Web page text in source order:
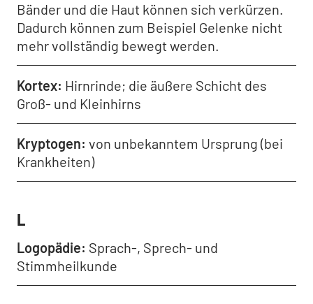
Bänder und die Haut können sich verkürzen.
Dadurch können zum Beispiel Gelenke nicht
mehr vollständig bewegt werden.
Kortex Hirnrinde; die äußere Schicht des
Groß- und Kleinhirns
Kryptogen von unbekanntem Ursprung (bei
Krankheiten)
L
Logopädie Sprach-, Sprech- und
Stimmheilkunde